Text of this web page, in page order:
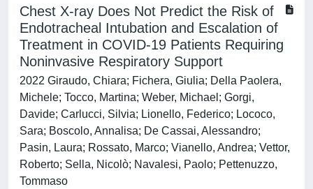
Chest X-ray Does Not Predict the Risk of
Endotracheal Intubation and Escalation of
Treatment in COVID-19 Patients Requiring
Noninvasive Respiratory Support
2022 Giraudo, Chiara; Fichera, Giulia; Della Paolera,
Michele; Tocco, Martina; Weber, Michael; Gorgi,
Davide; Carlucci, Silvia; Lionello, Federico; Lococo,
Sara; Boscolo, Annalisa; De Cassai, Alessandro;
Pasin, Laura; Rossato, Marco; Vianello, Andrea; Vettor,
Roberto; Sella, Nicolò; Navalesi, Paolo; Pettenuzzo,
Tommaso